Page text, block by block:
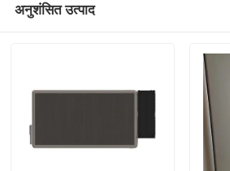
अनुशंसित उत्पाद